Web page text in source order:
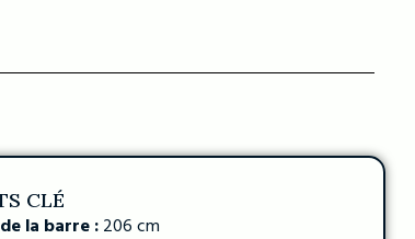
CLÉ
la barre :206 cm